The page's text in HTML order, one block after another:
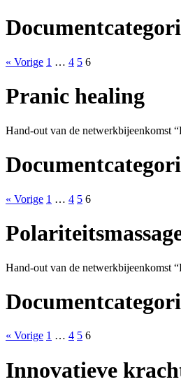
« Vorige 1 … 4 5 6
Pranic healing
Hand-out van de netwerkbijeenkomst
« Vorige 1 … 4 5 6
Hand-out van de netwerkbijeenkomst
« Vorige 1 … 4 5 6
Innovatieve